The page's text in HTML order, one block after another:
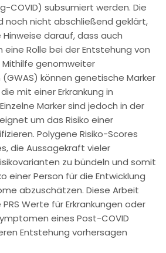
COVID) subsumiert werden. Die
noch nicht abschließend geklärt,
darauf, dass auch
Rolle bei der Entstehung von
Mithilfe genomweiter
können genetische Marker
mit einer Erkrankung in
Marker sind jedoch in der
um das Risiko einer
Polygene Risiko-Scores
die Aussagekraft vieler
zu bündeln und somit
einer Person für die Entwicklung
abzuschätzen. Diese Arbeit
Werte für Erkrankungen oder
eines Post-COVID
Entstehung vorhersagen